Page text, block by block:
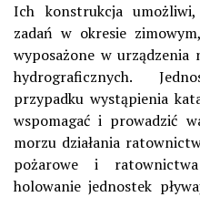
Ich konstrukcja
zadań w okresie
wyposażone w urządzenia
hydrograficznych.
przypadku wystąpienia
wspomagać i prowadzić
morzu działania
pożarowe i
holowanie jednostek